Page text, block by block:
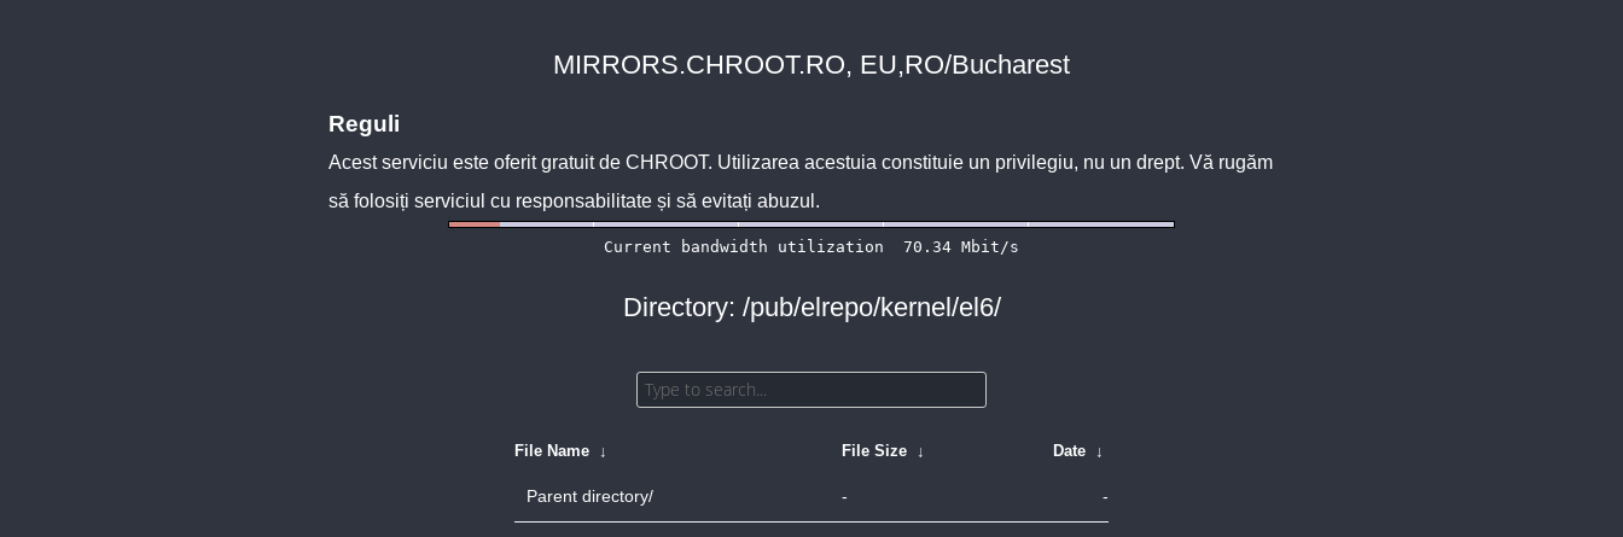
MIRRORS.CHROOT.RO, EU,RO/Bucharest
Reguli
Acest serviciu este oferit gratuit de CHROOT. Utilizarea acestuia constituie un privilegiu, nu un drept. Vă rugăm
să folosiți serviciul cu responsabilitate și să evitați abuzul.
Directory: /pub/elrepo/kernel/el6/
File Name ↓ File Size ↓ Date ↓
Parent directory/ - -